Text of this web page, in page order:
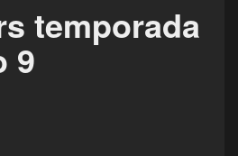
Clics: 0/3
expira en 1 hora
temporada
9